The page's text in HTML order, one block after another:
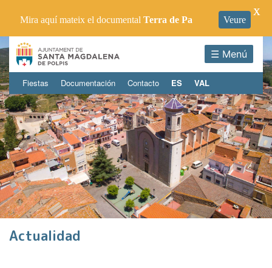
☰ Menú
Fiestas Documentación Contacto ES VAL
Actualidad
Mira aquí mateix el documental Terra de Pa Veure
X